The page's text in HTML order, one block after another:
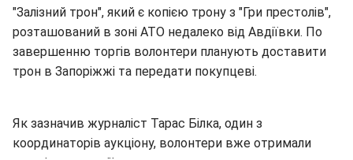
"Залізний трон", який є копією трону з "Гри престолів",
розташований в зоні АТО недалеко від Авдіївки. По
завершенню торгів волонтери планують доставити
трон в Запоріжжі та передати покупцеві.
Як зазначив журналіст Тарас Білка, один з
координаторів аукціону, волонтери вже отримали